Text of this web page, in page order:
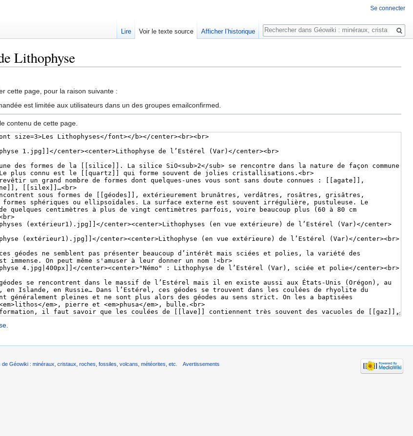
Lithophyse
cette page, pour la raison suivante :
est limitée aux utilisateurs dans un des groupes emailconfirmed.
contenu de cette page.
.
Se connecter
Lire Voir le texte source Afficher l’historique
Rechercher
de Géowiki : minéraux, cristaux, roches, fossiles, volcans, météorites, etc. Avertissements